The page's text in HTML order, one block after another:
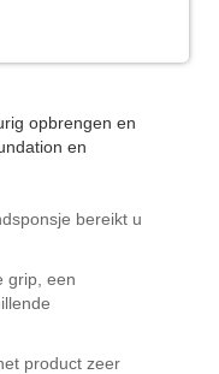
opbrengen en
en
bereikt u
grip, een
product zeer